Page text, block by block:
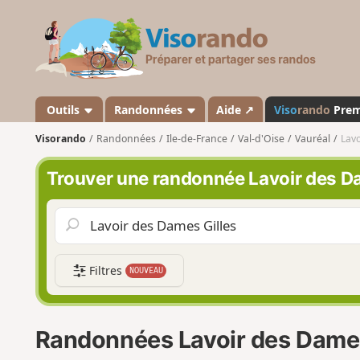
s
a
n
d
o
Outils Randonnées Aide ↗ Visorando
Visorando Randonnées Ile-de-France Val-d'Oise Vauréal
Trouver une randonnée Lavoir des
Filtres NOUVEAU
Randonnées Lavoir des